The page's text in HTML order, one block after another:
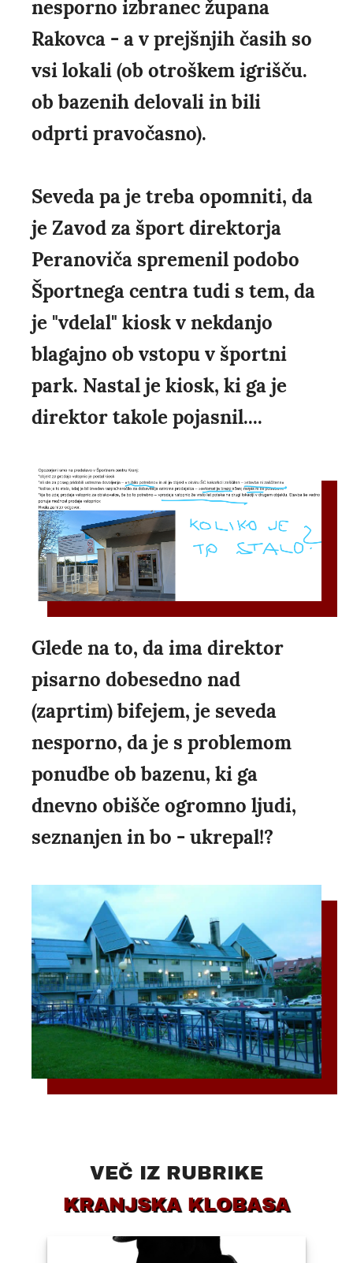
nesporno izbranec župana
Rakovca - a v prejšnjih časih so
vsi lokali (ob otroškem igrišču.
ob bazenih delovali in bili
odprti pravočasno).
Seveda pa je treba opomniti, da
je Zavod za šport direktorja
Peranoviča spremenil podobo
Športnega centra tudi s tem, da
je "vdelal" kiosk v nekdanjo
blagajno ob vstopu v športni
park. Nastal je kiosk, ki ga je
direktor takole pojasnil....
Glede na to, da ima direktor
pisarno dobesedno nad
(zaprtim) bifejem, je seveda
nesporno, da je s problemom
ponudbe ob bazenu, ki ga
dnevno obišče ogromno ljudi,
seznanjen in bo - ukrepal!?
VEČ IZ RUBRIKE
KRANJSKA KLOBASA